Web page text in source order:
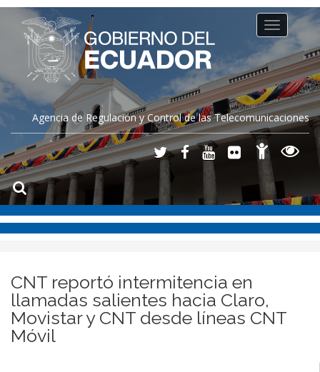
Agencia de Regulación y Control de las Telecomunicaciones
Toggle
navigation
CNT reportó intermitencia en
llamadas salientes hacia Claro,
Movistar y CNT desde líneas CNT
Móvil